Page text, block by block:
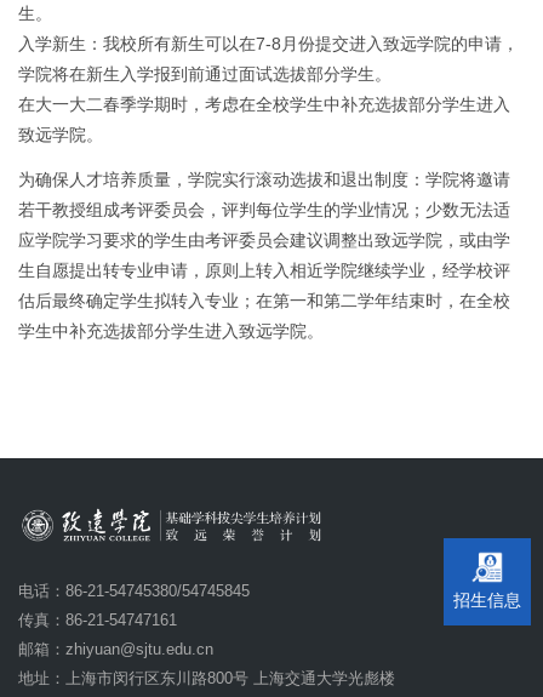
生。
入学新生：我校所有新生可以在7-8月份提交进入致远学院的申请，
学院将在新生入学报到前通过面试选拔部分学生。
在大一大二春季学期时，考虑在全校学生中补充选拔部分学生进入
致远学院。
为确保人才培养质量，学院实行滚动选拔和退出制度：学院将邀请
若干教授组成考评委员会，评判每位学生的学业情况；少数无法适
应学院学习要求的学生由考评委员会建议调整出致远学院，或由学
生自愿提出转专业申请，原则上转入相近学院继续学业，经学校评
估后最终确定学生拟转入专业；在第一和第二学年结束时，在全校
学生中补充选拔部分学生进入致远学院。
电话：86-21-54745380/54745845
传真：86-21-54747161
邮箱： zhiyuan@sjtu.edu.cn
地址：上海市闵行区东川路800号 上海交通大学光彪楼
招生信息